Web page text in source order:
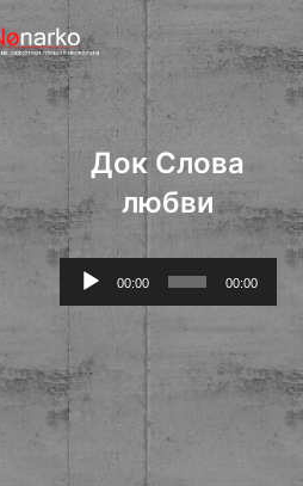
Док Слова
любви
Аудиоплеер
00:00 00:00